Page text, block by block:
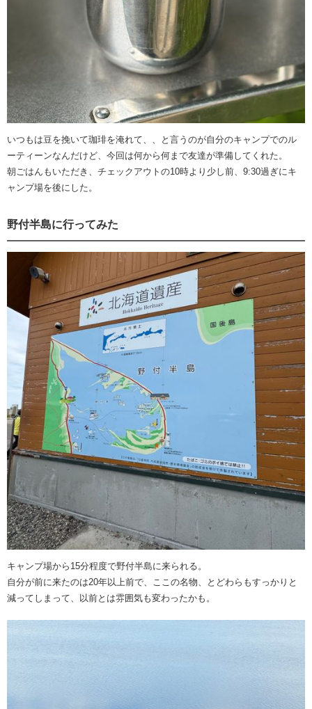
いつもは豆を挽いて珈琲を淹れて、、と言うのが自分のキャンプでのル
ーティーンなんだけど、今回は何から何まで友達が準備してくれた。
朝ごはんもいただき、チェックアウトの10時より少し前、9:30過ぎにキ
ャンプ場を後にした。
野付半島に行ってみた
キャンプ場から15分程度で野付半島に来られる。
自分が前に来たのは20年以上前で、ここの名物、とどわらもすっかりと
減ってしまって、以前とは雰囲気も変わったかも。